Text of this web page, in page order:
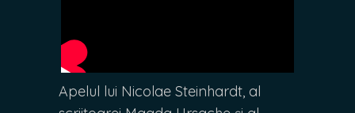
Apelul lui Nicolae Steinhardt, al